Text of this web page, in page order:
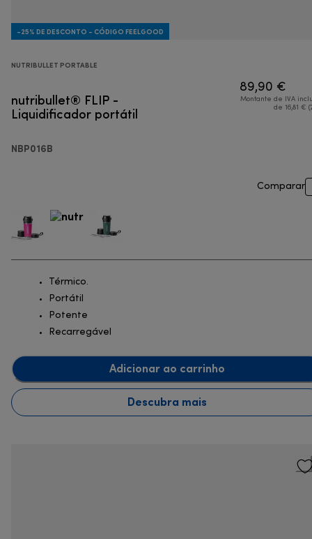
-25% DE DESCONTO - CÓDIGO FEELGOOD
NUTRIBULLET PORTABLE
nutribullet® FLIP -
Liquidificador portátil
NBP016B
89,90 €
Montante de IVA
de 16,81 €
Comparar
Térmico.
Portátil
Potente
Recarregável
Adicionar ao carrinho
Descubra mais